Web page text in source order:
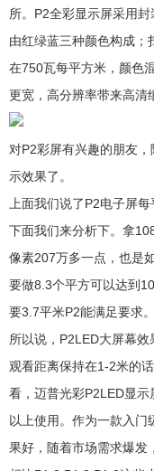
所。P2全彩显示屏采用
由红绿蓝三种颜色构成；
在750瓦每平方米，颜色
更宽，高分辨率带来高清
对P2彩屏有兴趣的朋友
示效果了。
上面我们说了P2电子屏
下面我们来分析下。拿
像素207万多一点，也是
要做8.3个平方可以达到
要3.7平米P2能满足要求。
所以说，P2LED大屏幕
观看距离保持在1-2米的
看，迈普光彩P2LED显
以上使用。作为一款入门
果好，随着市场需求爆发